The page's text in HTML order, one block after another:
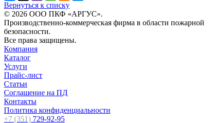
Вернуться к списку
© 2026 ООО ПКФ «АРГУС».
Производственно-коммерческая фирма в области пожарной
безопасности.
Все права защищены.
Компания
Каталог
Услуги
Прайс-лист
Статьи
Соглашение на ПД
Контакты
Политика конфиденциальности
+7 (351) 729-92-95